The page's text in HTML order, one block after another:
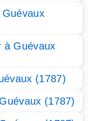
à Guévaux
(1787)
(1787)